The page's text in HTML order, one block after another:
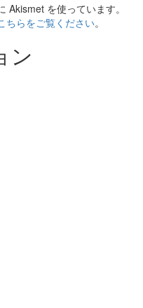
Akismet を使っています。
ちらをご覧ください。
ン